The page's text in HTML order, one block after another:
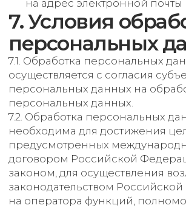
федеральным законом, договором, стороной
которого, выгодоприобретателем или
поручителем по которому является субъект
персональных данных.
8.9. Условием прекращения обработки
персональных данных может являться
достижение целей обработки
персональных данных, истечение срока
действия согласия субъекта персональных
данных, отзыв согласия субъектом
персональных данных или требование
о прекращении обработки персональных
данных, а также выявление
неправомерной обработки персональных
данных.
9. Перечень действий,
производимых
Оператором с